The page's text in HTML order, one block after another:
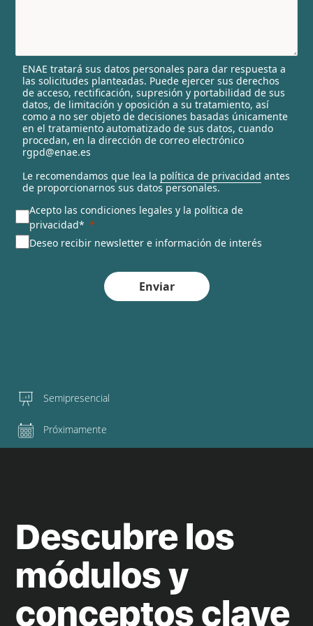
l
e
c
t
e
d
ENAE tratará sus datos personales para dar respuesta a
las solicitudes planteadas. Puede ejercer sus derechos
de acceso, rectificación, supresión y portabilidad de sus
datos, de limitación y oposición a su tratamiento, así
como a no ser objeto de decisiones basadas únicamente
en el tratamiento automatizado de sus datos, cuando
procedan, en la dirección de correo electrónico
rgpd@enae.es
Le recomendamos que lea la política de privacidad antes
de proporcionarnos sus datos personales.
Acepto las condiciones legales y la política de
privacidad*
Deseo recibir newsletter e información de interés
Enviar
Semipresencial
Próximamente
Descubre los
módulos y
conceptos clave